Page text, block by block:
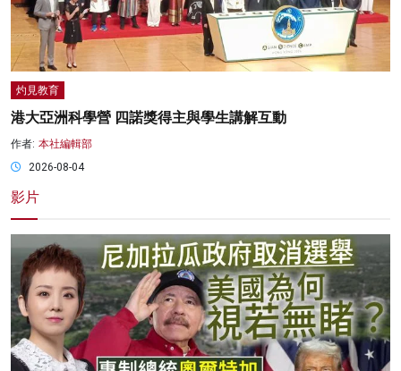
灼見教育
港大亞洲科學營 四諾獎得主與學生講解互動
作者: 本社編輯部
2026-08-04
影片